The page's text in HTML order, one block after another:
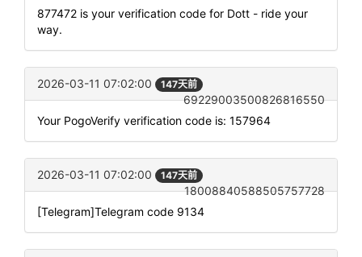
877472 is your verification code for Dott - ride your
way.
2026-03-11 07:02:00 147天前
69229003500826816550
Your PogoVerify verification code is: 157964
2026-03-11 07:02:00 147天前
18008840588505757728
[Telegram]Telegram code 9134